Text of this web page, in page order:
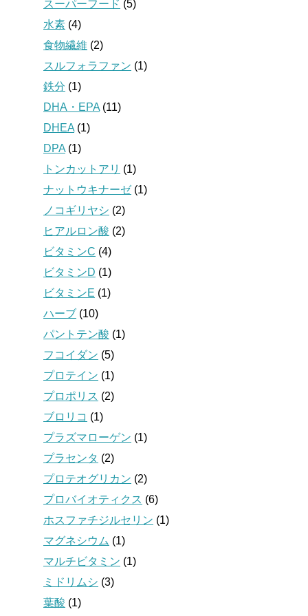
スーパーフード (5)
水素 (4)
食物繊維 (2)
スルフォラファン (1)
鉄分 (1)
DHA・EPA (11)
DHEA (1)
DPA (1)
トンカットアリ (1)
ナットウキナーゼ(1)
ノコギリヤシ (2)
ヒアルロン酸 (2)
ビタミンC (4)
ビタミンD (1)
ビタミンE (1)
ハーブ (10)
パントテン酸 (1)
フコイダン (5)
プロテイン (1)
プロポリス (2)
ブロリコ (1)
プラズマローゲン (1)
プラセンタ (2)
プロテオグリカン (2)
プロバイオティクス (6)
ホスファチジルセリン (1)
マグネシウム (1)
マルチビタミン (1)
ミドリムシ (3)
葉酸 (1)